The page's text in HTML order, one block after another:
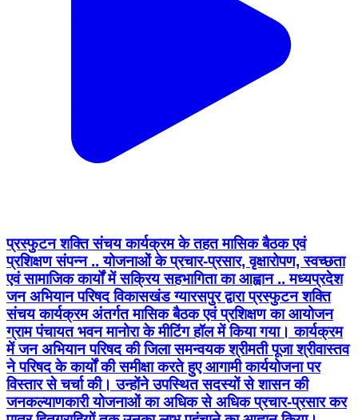
प्रस्फुटन शक्ति संचय कार्यक्रम के तहत मासिक बैठक एवं
प्रशिक्षण संपन्न .. योजनाओं के प्रचार-प्रसार, वृक्षारोपण, स्वच्छता
एवं सामाजिक कार्यों में सक्रिय सहभागिता का आह्वान .. मध्यप्रदेश
जन अभियान परिषद विकासखंड ग्यारसपुर द्वारा प्रस्फुटन शक्ति
संचय कार्यक्रम अंतर्गत मासिक बैठक एवं प्रशिक्षण का आयोजन
ग्राम पंचायत भवन मानोरा के मीटिंग हॉल में किया गया। कार्यक्रम
में जन अभियान परिषद की जिला समन्वयक श्रीमती पूजा श्रीवास्तव
ने परिषद के कार्यों की समीक्षा करते हुए आगामी कार्ययोजना पर
विस्तार से चर्चा की। उन्होंने उपस्थित सदस्यों से शासन की
जनकल्याणकारी योजनाओं का अधिक से अधिक प्रचार-प्रसार कर